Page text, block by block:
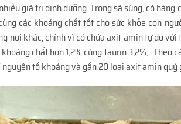
giá trị dinh dưỡng. Trong sá sùng, có
các khoáng chất tốt cho sức khỏe con
nơi khác, chính vì có chứa axit amin tự do
chất hơn 1,2% cùng taurin 3,2%,.. Theo
tố khoáng và gần 20 loại axit amin quý